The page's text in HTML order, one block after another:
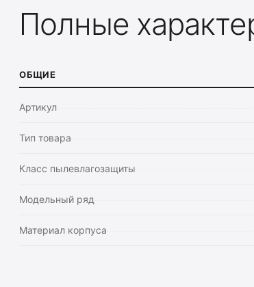
Полные
ОБЩИЕ
Артикул
Тип товара
Класс пылевлагозащиты
Модельный ряд
Материал корпуса